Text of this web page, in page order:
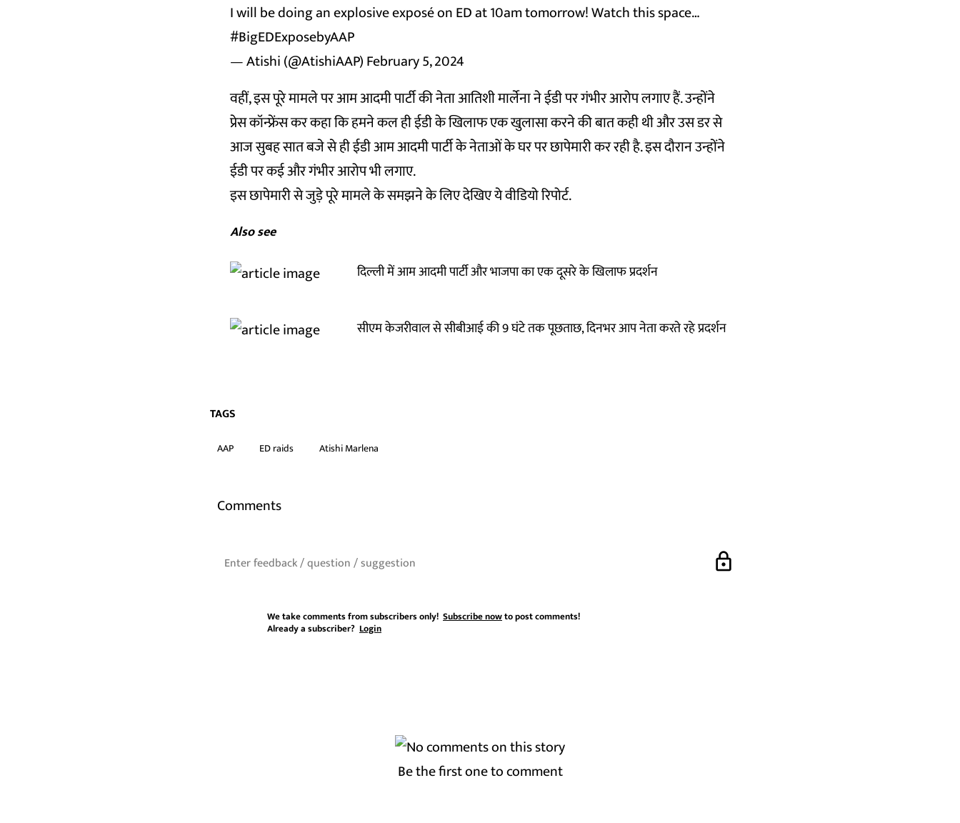
I will be doing an explosive exposé on ED at 10am tomorrow! Watch this space…
#BigEDExposebyAAP
— Atishi (@AtishiAAP)February 5, 2024
वहीं, इस पूरे मामले पर आम आदमी पार्टी की नेता आतिशी मार्लेना ने ईडी पर गंभीर आरोप लगाए हैं. उन्होंने
प्रेस कॉन्फ्रेंस कर कहा कि हमने कल ही ईडी के खिलाफ एक खुलासा करने की बात कही थी और उस डर से
आज सुबह सात बजे से ही ईडी आम आदमी पार्टी के नेताओं के घर पर छापेमारी कर रही है. इस दौरान उन्होंने
ईडी पर कई और गंभीर आरोप भी लगाए.
इस छापेमारी से जुड़े पूरे मामले के समझने के लिए देखिए ये वीडियो रिपोर्ट.
Also see
दिल्ली में आम आदमी पार्टी और भाजपा का एक दूसरे के खिलाफ प्रदर्शन
सीएम केजरीवाल से सीबीआई की 9 घंटे तक पूछताछ, दिनभर आप नेता करते रहे प्रदर्शन
TAGS
AAP ED raids Atishi Marlena
Comments
lock
We take comments from subscribers only! Subscribe nowto post comments!
Already a subscriber? Login
Be the first one to comment